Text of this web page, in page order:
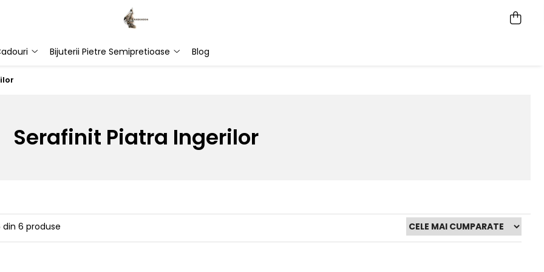
Bijuterii Pietre Semipretioase Blog
Serafinit Piatra Ingerilor
din 6 produse